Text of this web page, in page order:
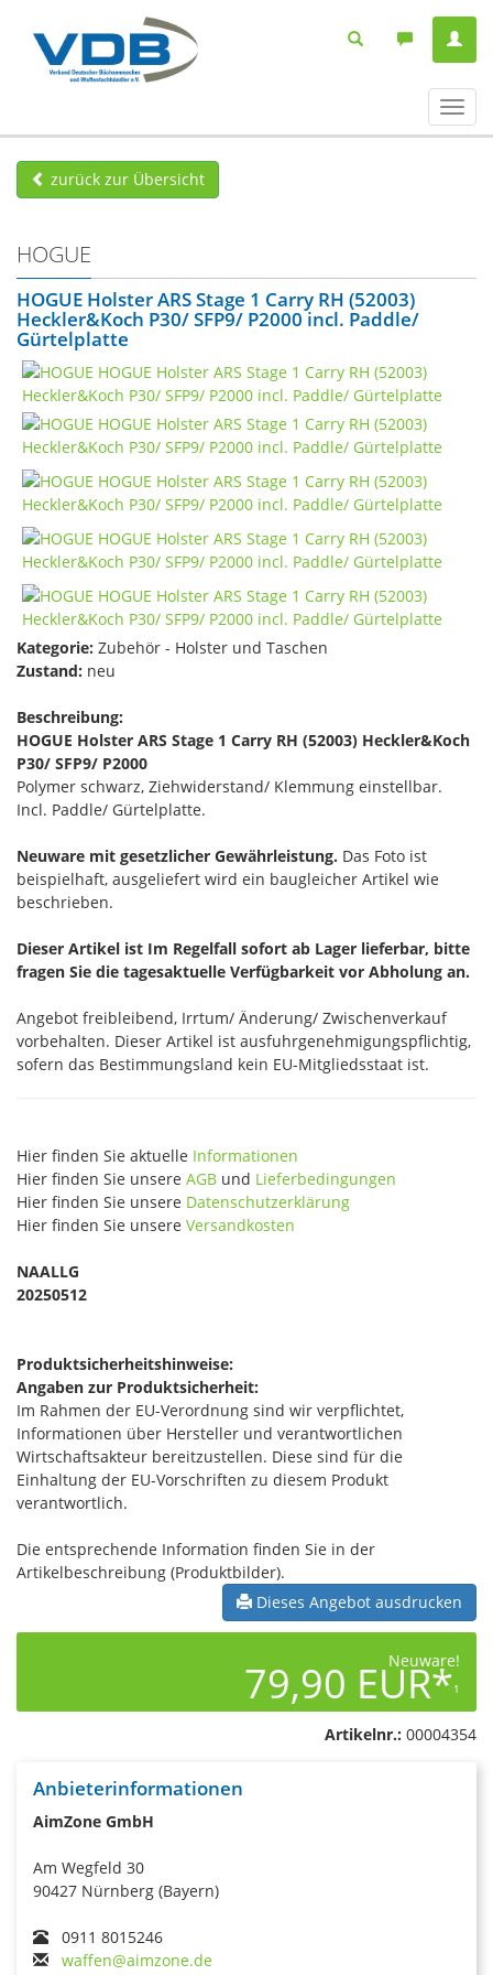
ein-/
zurück zur Übersicht
HOGUE
HOGUE Holster ARS Stage 1 Carry RH (52003)
Heckler&Koch P30/ SFP9/ P2000 incl. Paddle/
Gürtelplatte
Kategorie: Zubehör - Holster und Taschen
Zustand: neu
Beschreibung:
HOGUE Holster ARS Stage 1 Carry RH (52003) Heckler&Koch
P30/ SFP9/ P2000
Polymer schwarz, Ziehwiderstand/ Klemmung einstellbar.
Incl. Paddle/ Gürtelplatte.
Neuware mit gesetzlicher Gewährleistung. Das Foto ist
beispielhaft, ausgeliefert wird ein baugleicher Artikel wie
beschrieben.
Dieser Artikel ist Im Regelfall sofort ab Lager lieferbar, bitte
fragen Sie die tagesaktuelle Verfügbarkeit vor Abholung an.
Angebot freibleibend, Irrtum/ Änderung/ Zwischenverkauf
vorbehalten. Dieser Artikel ist ausfuhrgenehmigungspflichtig,
sofern das Bestimmungsland kein EU-Mitgliedsstaat ist.
Hier finden Sie aktuelle Informationen
Hier finden Sie unsere AGB und Lieferbedingungen
Hier finden Sie unsere Datenschutzerklärung
Hier finden Sie unsere Versandkosten
NAALLG
20250512
Produktsicherheitshinweise:
Angaben zur Produktsicherheit:
Im Rahmen der EU-Verordnung sind wir verpflichtet,
Informationen über Hersteller und verantwortlichen
Wirtschaftsakteur bereitzustellen. Diese sind für die
Einhaltung der EU-Vorschriften zu diesem Produkt
verantwortlich.
Die entsprechende Information finden Sie in der
Artikelbeschreibung (Produktbilder).
Dieses Angebot ausdrucken
Neuware!
79,90 EUR*1
Artikelnr.: 00004354
Anbieterinformationen
AimZone GmbH
Am Wegfeld 30
90427 Nürnberg (Bayern)
0911 8015246
waffen@aimzone.de